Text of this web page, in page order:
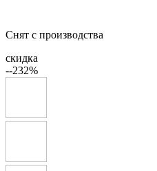
Снят с производства
скидка
--232%